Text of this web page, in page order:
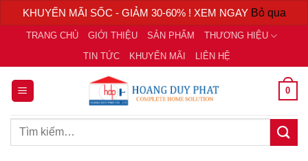
KHUYẾN MÃI SỐC - GIẢM 30-60% ! XEM NGAY Bỏ qua
Chuyển
nội
dung
TRANG CHỦ GIỚI THIỆU SẢN PHẨM
THƯƠNG HIỆU
TIN TỨC
KHUYẾN MÃI LIÊN HỆ
0
Tìm